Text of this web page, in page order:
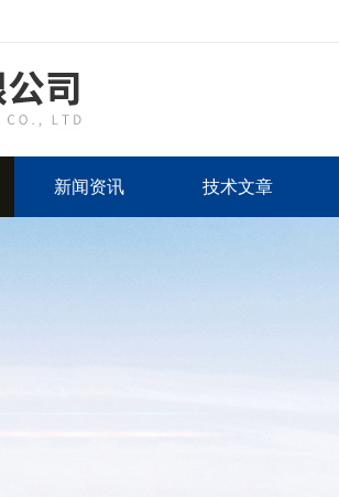
新闻资讯 技术文章